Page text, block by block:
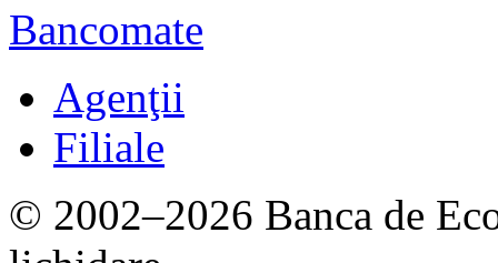
Bancomate
Agenţii
Filiale
© 2002–2026 Banca de